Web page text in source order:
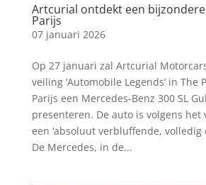
Artcurial ontdekt een
Parijs
07 januari 2026
Op 27 januari zal Artcurial
veiling ‘Automobile Legends’ in The
Parijs een Mercedes-Benz 300 SL
presenteren. De auto is volgens het
een ‘absoluut verbluffende, volledig
De Mercedes, in de...